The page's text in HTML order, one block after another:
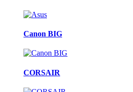
Canon BIG
CORSAIR